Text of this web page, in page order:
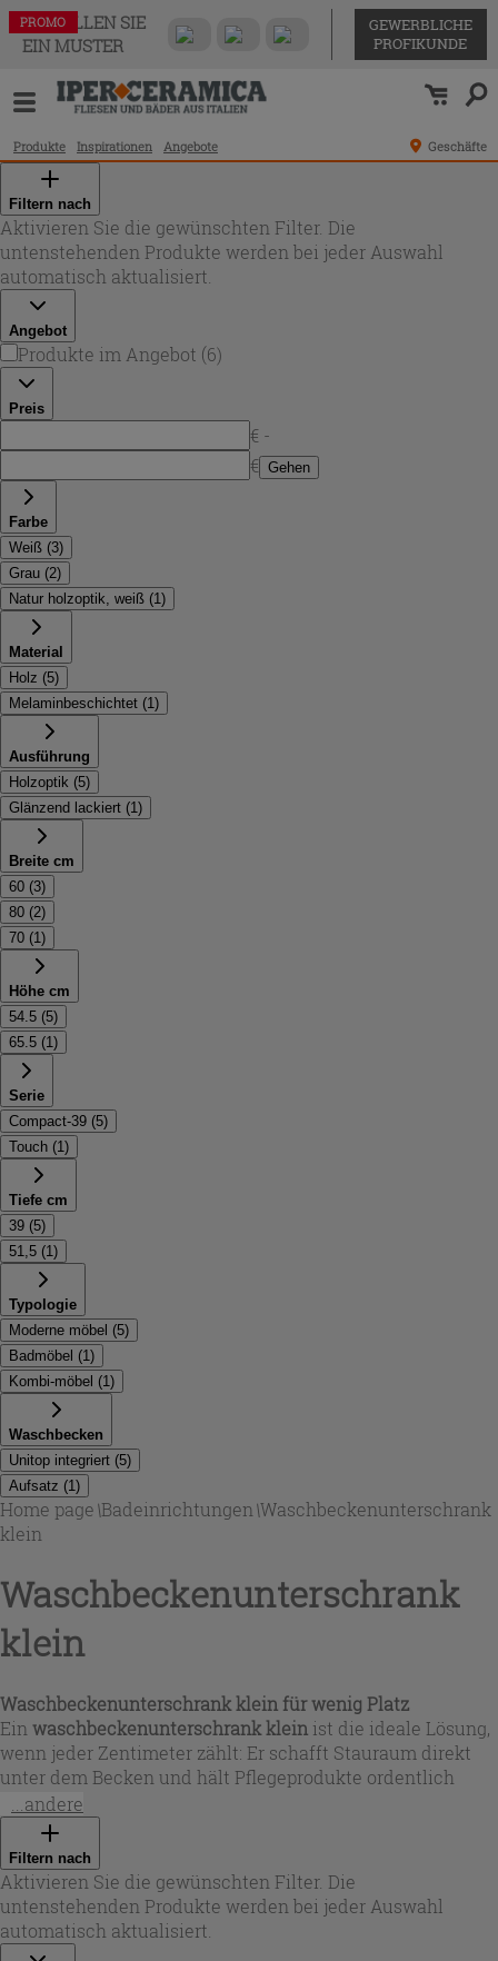
BESTELLEN SIE
EIN MUSTER
GEWERBLICHE
PROFIKUNDE
Produkte Inspirationen Angebote Geschäfte
Filtern nach
Aktivieren Sie die gewünschten Filter. Die
untenstehenden Produkte werden bei jeder Auswahl
automatisch aktualisiert.
Angebot
Produkte im Angebot (6)
Preis
€ -
€ Gehen
Farbe
Weiß (3)
Grau (2)
Natur holzoptik, weiß (1)
Material
Holz (5)
Melaminbeschichtet (1)
Ausführung
Holzoptik (5)
Glänzend lackiert (1)
Breite cm
60 (3)
80 (2)
70 (1)
Höhe cm
54.5 (5)
65.5 (1)
Serie
Compact-39 (5)
Touch (1)
Tiefe cm
39 (5)
51,5 (1)
Typologie
Moderne möbel (5)
Badmöbel (1)
Kombi-möbel (1)
Waschbecken
Unitop integriert (5)
Aufsatz (1)
Home page\Badeinrichtungen \Waschbeckenunterschrank
klein
Waschbeckenunterschrank
klein
Waschbeckenunterschrank klein für wenig Platz
Ein waschbeckenunterschrank klein ist die ideale Lösung,
wenn jeder Zentimeter zählt: Er schafft Stauraum direkt
unter dem Becken und hält Pflegeprodukte ordentlich
verstaut. In dieser Auswahl finden Sie kompakte Breiten
von ca. 50 bis 80 cm sowie platzsparende Tiefen (z. B. 39
cm) – perfekt als
waschbeckenim Gästebad oder im schmalen Hauptbad.
Ob alskleiner unterschrank waschbeckenmit Tür oder mit
Schubladen: Sie wählen die Aufteilung passend zu Ihrem
Alltag und gewinnen sofort mehr Ordnung rund um den
...andere
Filtern nach
Aktivieren Sie die gewünschten Filter. Die
untenstehenden Produkte werden bei jeder Auswahl
automatisch aktualisiert.
PROMO
PROMO
PROMO
PROMO
PROMO
PROMO